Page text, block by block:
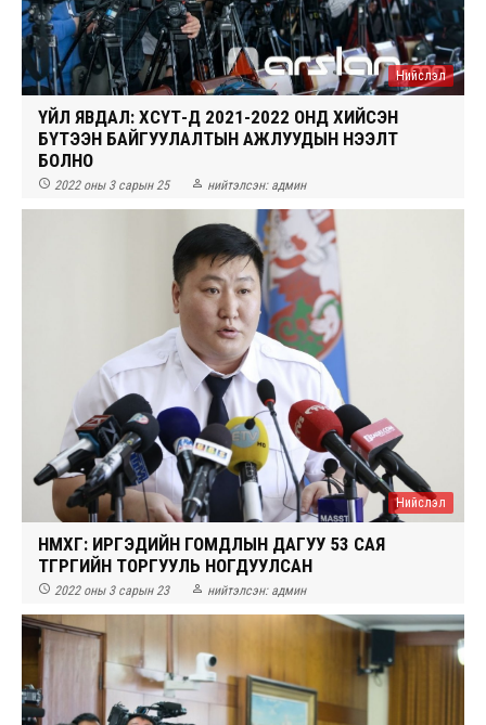
Нийслэл
ҮЙЛ ЯВДАЛ: ХӨСҮТ-Д 2021-2022 ОНД ХИЙСЭН
БҮТЭЭН БАЙГУУЛАЛТЫН АЖЛУУДЫН НЭЭЛТ
БОЛНО
 2022 оны 3 сарын 25  нийтэлсэн: админ
Нийслэл
НМХГ: ИРГЭДИЙН ГОМДЛЫН ДАГУУ 53 САЯ
ТӨГРӨГИЙН ТОРГУУЛЬ НОГДУУЛСАН
 2022 оны 3 сарын 23  нийтэлсэн: админ